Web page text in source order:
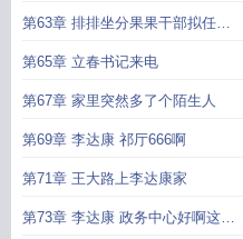
第63章 排排坐分果果干部拟任用
名单
第65章 立春书记来电
第67章 家里突然多了个陌生人
第69章 李达康 祁厅666啊
第71章 王大路上李达康家
第73章 李达康 政务中心好啊这个